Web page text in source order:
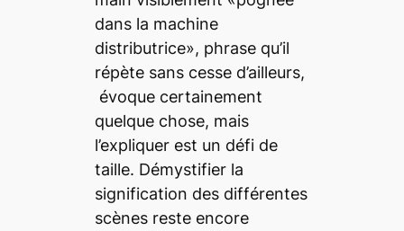
dans la machine
distributrice», phrase qu’il
répète sans cesse d’ailleurs,
évoque certainement
quelque chose, mais
l’expliquer est un défi de
taille. Démystifier la
signification des différentes
scènes reste encore